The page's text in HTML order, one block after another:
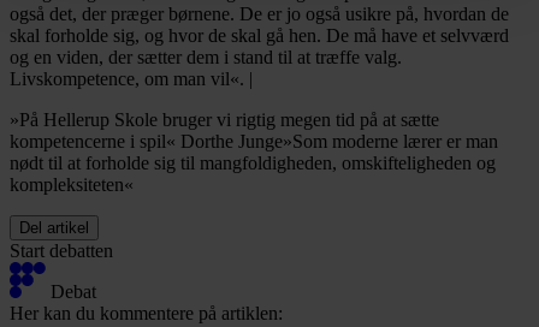
også det, der præger børnene. De er jo også usikre på, hvordan de
skal forholde sig, og hvor de skal gå hen. De må have et selvværd
og en viden, der sætter dem i stand til at træffe valg.
Livskompetence, om man vil«. |
»På Hellerup Skole bruger vi rigtig megen tid på at sætte
kompetencerne i spil« Dorthe Junge»Som moderne lærer er man
nødt til at forholde sig til mangfoldigheden, omskifteligheden og
kompleksiteten«
Del artikel
Start debatten
Debat
Her kan du kommentere på artiklen: